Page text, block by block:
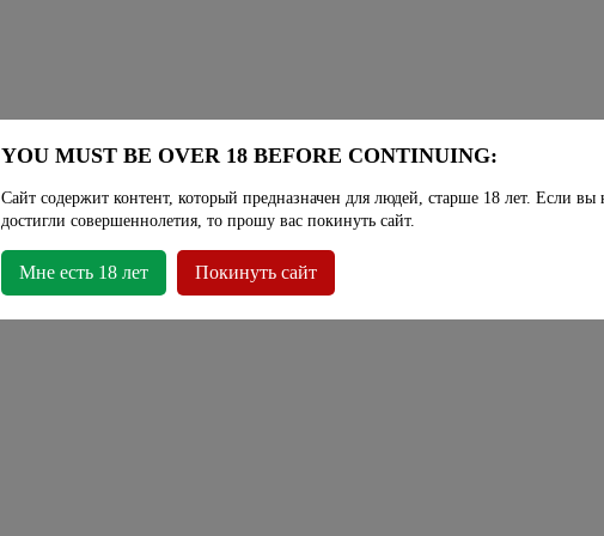
YOU MUST BE OVER 18 BEFORE CONTINUING:
Сайт содержит контент, который предназначен для людей, старше 18 лет. Если вы
достигли совершеннолетия, то прошу вас покинуть сайт.
Мне есть 18 лет Покинуть сайт